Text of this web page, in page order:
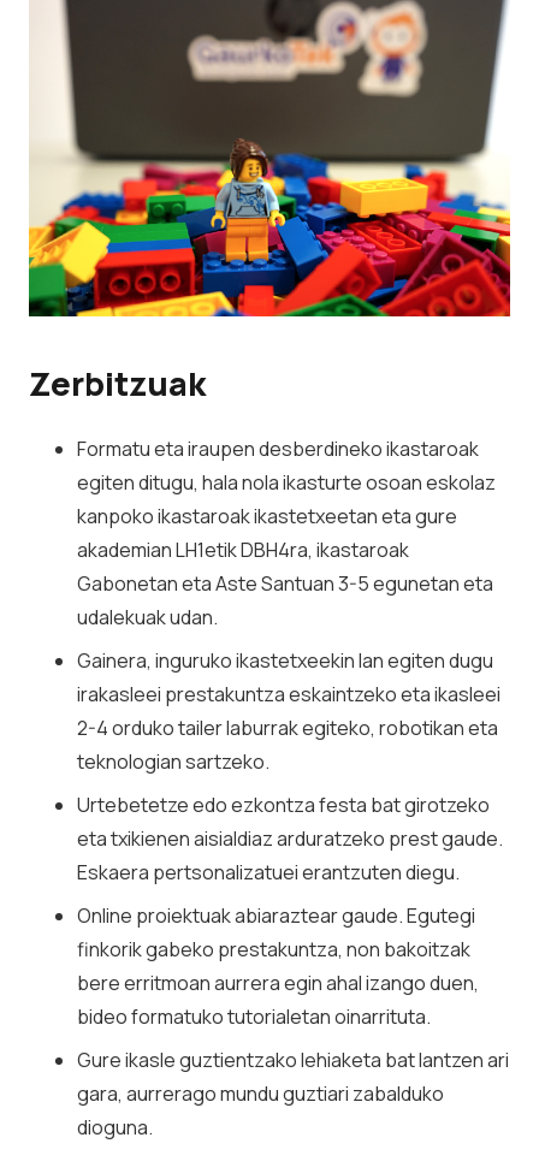
Zerbitzuak
Formatu eta iraupen desberdineko ikastaroak
egiten ditugu, hala nola ikasturte osoan eskolaz
kanpoko ikastaroak ikastetxeetan eta gure
akademian LH1etik DBH4ra, ikastaroak
Gabonetan eta Aste Santuan 3-5 egunetan eta
udalekuak udan.
Gainera, inguruko ikastetxeekin lan egiten dugu
irakasleei prestakuntza eskaintzeko eta ikasleei
2-4 orduko tailer laburrak egiteko, robotikan eta
teknologian sartzeko.
Urtebetetze edo ezkontza festa bat girotzeko
eta txikienen aisialdiaz arduratzeko prest gaude.
Eskaera pertsonalizatuei erantzuten diegu.
Online proiektuak abiaraztear gaude. Egutegi
finkorik gabeko prestakuntza, non bakoitzak
bere erritmoan aurrera egin ahal izango duen,
bideo formatuko tutorialetan oinarrituta.
Gure ikasle guztientzako lehiaketa bat lantzen ari
gara, aurrerago mundu guztiari zabalduko
dioguna.